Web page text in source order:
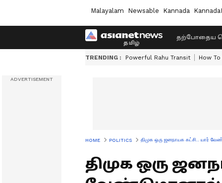
Malayalam Newsable Kannada
தற்போதைய
TRENDING : Powerful Rahu Transit How
HOME POLITICS திமுக ஒரு ஜனநாயக கட்சி.. யார்
திமுக ஒரு